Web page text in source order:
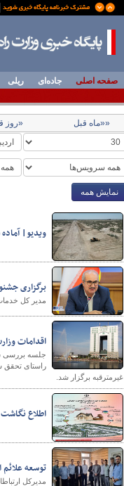
پایگاه خبری
صفحه اصلی جاده‌ای ریلی
««ماه قبل «روز
نمایش همه
ویدیو| آماده سازی سایت ۹۰ هکتاری
برگزاری
مدیر کل
اقدامات
جلسه بررسی
راستای تحقق
غیرمترقبه برگزار شد.
اطلاع
توسعه علائم
مدیرکل